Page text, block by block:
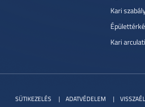
Kari
Kari
SÜTIKEZELÉS ADATVÉDELEM